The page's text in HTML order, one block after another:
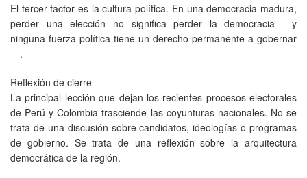
El tercer factor es la cultura política. En una democracia madura,
perder una elección no significa perder la democracia —y
ninguna fuerza política tiene un derecho permanente a gobernar
—.
Reflexión de cierre
La principal lección que dejan los recientes procesos electorales
de Perú y Colombia trasciende las coyunturas nacionales. No se
trata de una discusión sobre candidatos, ideologías o programas
de gobierno. Se trata de una reflexión sobre la arquitectura
democrática de la región.